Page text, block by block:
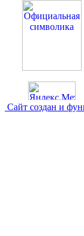
Сайт создан и